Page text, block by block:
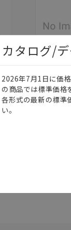
カタログ 日本語
NEXT/
カタログ/
2026年7月1日に価
の商品では標準価格
各形式の最新の標準
い。